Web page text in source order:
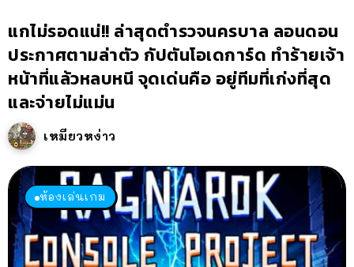
แกไม่รอดแน่!! ล่าสุดตำรวจนครบาล ลอนดอน
ประกาศตามล่าตัว กัปตันโอเดการ์ด ทำร้ายเจ้า
หน้าที่แล้วหลบหนี จุดเด่นคือ อยู่ทีมที่เก่งที่สุด
และจ่ายไม่แม่น
เหมียวหง่าว
ห้องเล่นเกม